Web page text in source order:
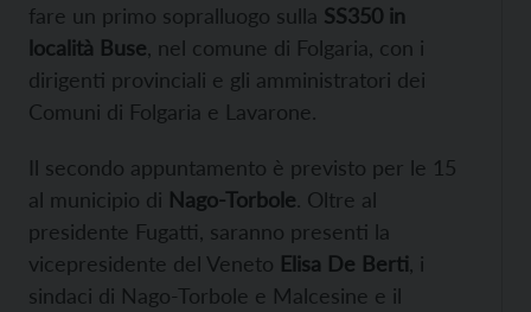
fare un primo sopralluogo sulla SS350 in
località Buse , nel comune di Folgaria, con i
dirigenti provinciali e gli amministratori dei
Comuni di Folgaria e Lavarone.
Il secondo appuntamento è previsto per le 15
al municipio di Nago-Torbole. Oltre al
presidente Fugatti, saranno presenti la
vicepresidente del Veneto Elisa De Berti , i
sindaci di Nago-Torbole e Malcesine e il